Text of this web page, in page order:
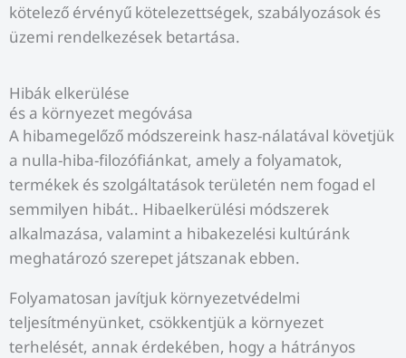
kötelező érvényű kötelezettségek, szabályozások és
üzemi rendelkezések betartása.
Hibák elkerülése
és a környezet megóvása
A hibamegelőző módszereink hasz-nálatával követjük
a nulla-hiba-filozófiánkat, amely a folyamatok,
termékek és szolgáltatások területén nem fogad el
semmilyen hibát.. Hibaelkerülési módszerek
alkalmazása, valamint a hibakezelési kultúránk
meghatározó szerepet játszanak ebben.
Folyamatosan javítjuk környezetvédelmi
teljesítményünket, csökkentjük a környezet
terhelését, annak érdekében, hogy a hátrányos